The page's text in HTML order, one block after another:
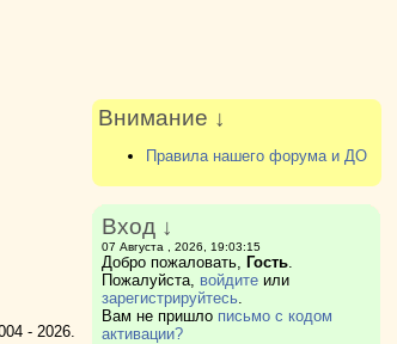
- 2026.
Внимание ↓
Правила нашего форума и ДО
Вход ↓
07 Августа , 2026, 19:03:15
Добро пожаловать, Гость.
Пожалуйста, войдитеили
зарегистрируйтесь.
Вам не пришло письмо с кодом
активации?